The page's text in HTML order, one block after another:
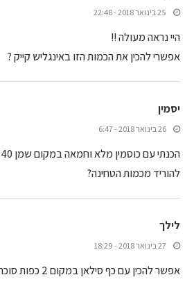
25 בינואר 2018 - 22:48
היי נראה מעולה !!
אפשרי להכין את הכמות הזו באינגליש קייק ?
יסמין
26 בינואר 2018 - 6:47
להוריד מכמות הטחינה?
לילך
27 בינואר 2018 - 18:29
אפשר להכין עם כף סילאן במקום 2 כפות סוכר?